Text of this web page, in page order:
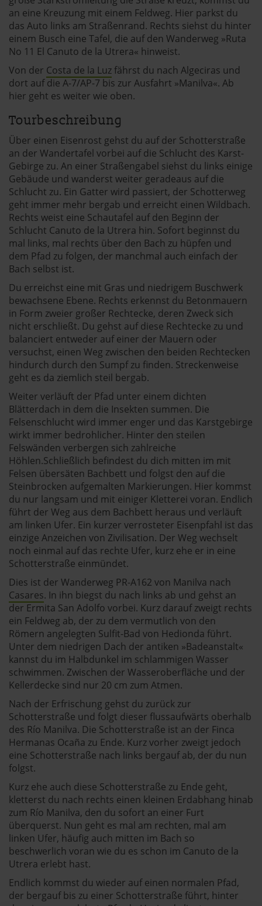
an eine Kreuzung mit einem Feldweg. Hier parkst du
das Auto links am Straßenrand. Rechts siehst du hinter
einem Busch eine Tafel, die auf den Wanderweg »Ruta
No 11 El Canuto de la Utrera« hinweist.
Von der Costa de la Luz fährst du nach Algeciras und
dort auf die A-7/AP-7 bis zur Ausfahrt »Manilva«. Ab
hier geht es weiter wie oben.
Tourbeschreibung
Über einen Eisenrost gehst du auf der Schotterstraße
an der Wandertafel vorbei auf die Schlucht des Karst-
Gebirge zu. An einer Straßengabel siehst du links einige
Gebäude und wanderst weiter geradeaus auf die
Schlucht zu. Ein Gatter wird passiert, der Schotterweg
geht immer mehr bergab und erreicht einen Wildbach.
Rechts weist eine Schautafel auf den Beginn der
Schlucht Canuto de la Utrera hin. Sofort beginnst du
mal links, mal rechts über den Bach zu hüpfen und
dem Pfad zu folgen, der manchmal auch einfach der
Bach selbst ist.
Du erreichst eine mit Gras und niedrigem Buschwerk
bewachsene Ebene. Rechts erkennst du Betonmauern
in Form zweier großer Rechtecke, deren Zweck sich
nicht erschließt. Du gehst auf diese Rechtecke zu und
balanciert entweder auf einer der Mauern oder
versuchst, einen Weg zwischen den beiden Rechtecken
hindurch durch den Sumpf zu finden. Streckenweise
geht es da ziemlich steil bergab.
Weiter verläuft der Pfad unter einem dichten
Blätterdach in dem die Insekten summen. Die
Felsenschlucht wird immer enger und das Karstgebirge
wirkt immer bedrohlicher. Hinter den steilen
Felswänden verbergen sich zahlreiche
Höhlen.Schließlich befindest du dich mitten im mit
Felsen übersäten Bachbett und folgst den auf die
Steinbrocken aufgemalten Markierungen. Hier kommst
du nur langsam und mit einiger Kletterei voran. Endlich
führt der Weg aus dem Bachbett heraus und verläuft
am linken Ufer. Ein kurzer verrosteter Eisenpfahl ist das
einzige Anzeichen von Zivilisation. Der Weg wechselt
noch einmal auf das rechte Ufer, kurz ehe er in eine
Schotterstraße einmündet.
Dies ist der Wanderweg PR-A162 von Manilva nach
Casares. In ihn biegst du nach links ab und gehst an
der Ermita San Adolfo vorbei. Kurz darauf zweigt rechts
ein Feldweg ab, der zu dem vermutlich von den
Römern angelegten Sulfit-Bad von Hedionda führt.
Unter dem niedrigen Dach der antiken »Badeanstalt«
kannst du im Halbdunkel im schlammigen Wasser
schwimmen. Zwischen der Wasseroberfläche und der
Kellerdecke sind nur 20 cm zum Atmen.
Nach der Erfrischung gehst du zurück zur
Schotterstraße und folgt dieser flussaufwärts oberhalb
des Río Manilva. Die Schotterstraße ist an der Finca
Hermanas Ocaña zu Ende. Kurz vorher zweigt jedoch
eine Schotterstraße nach links bergauf ab, der du nun
folgst.
Kurz ehe auch diese Schotterstraße zu Ende geht,
kletterst du nach rechts einen kleinen Erdabhang hinab
zum Río Manilva, den du sofort an einer Furt
überquerst. Nun geht es mal am rechten, mal am
linken Ufer, häufig auch mitten im Bach so
beschwerlich voran wie du es schon im Canuto de la
Utrera erlebt hast.
Endlich kommst du wieder auf einen normalen Pfad,
der bergauf bis zu einer Schotterstraße führt, hinter